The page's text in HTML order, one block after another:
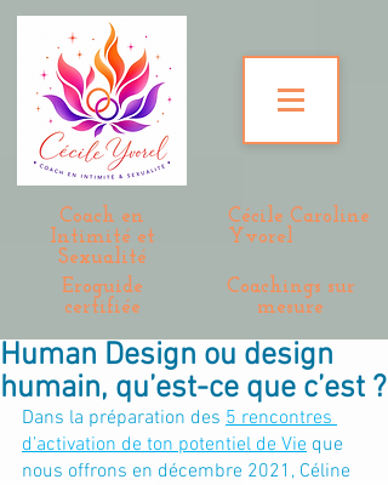
Coach en
Intimité et
Sexualité
Eroguide
certifiée
Cécile Caroline
Yvorel
Coachings sur
mesure
Human Design ou design
humain, qu’est-ce que c’est ?
Dans la préparation des 5 rencontres
d’activation de ton potentiel de Vie que
nous offrons en décembre 2021, Céline